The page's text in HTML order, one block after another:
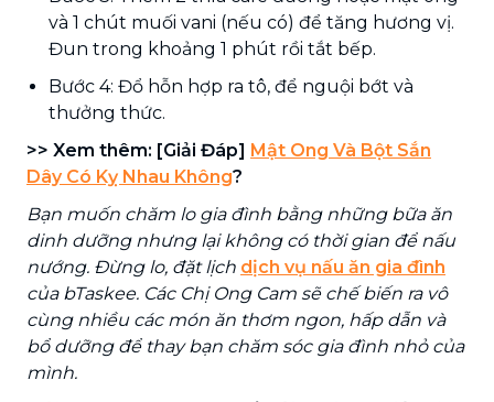
và 1 chút muối vani (nếu có) để tăng hương vị.
Đun trong khoảng 1 phút rồi tắt bếp.
Bước 4: Đổ hỗn hợp ra tô, để nguội bớt và
thưởng thức.
>> Xem thêm: [Giải Đáp] Mật Ong Và Bột Sắn
Dây Có Kỵ Nhau Không?
Bạn muốn chăm lo gia đình bằng những bữa ăn
dinh dưỡng nhưng lại không có thời gian để nấu
nướng. Đừng lo, đặt lịch dịch vụ nấu ăn gia đình
của bTaskee. Các Chị Ong Cam sẽ chế biến ra vô
cùng nhiều các món ăn thơm ngon, hấp dẫn và
bổ dưỡng để thay bạn chăm sóc gia đình nhỏ của
mình.